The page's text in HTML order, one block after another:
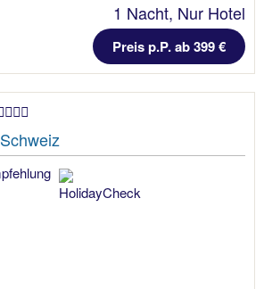
1 Nacht, Nur Hotel
Preis p.P. ab 399 €